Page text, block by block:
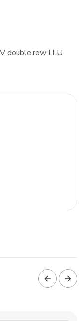
double row LLU